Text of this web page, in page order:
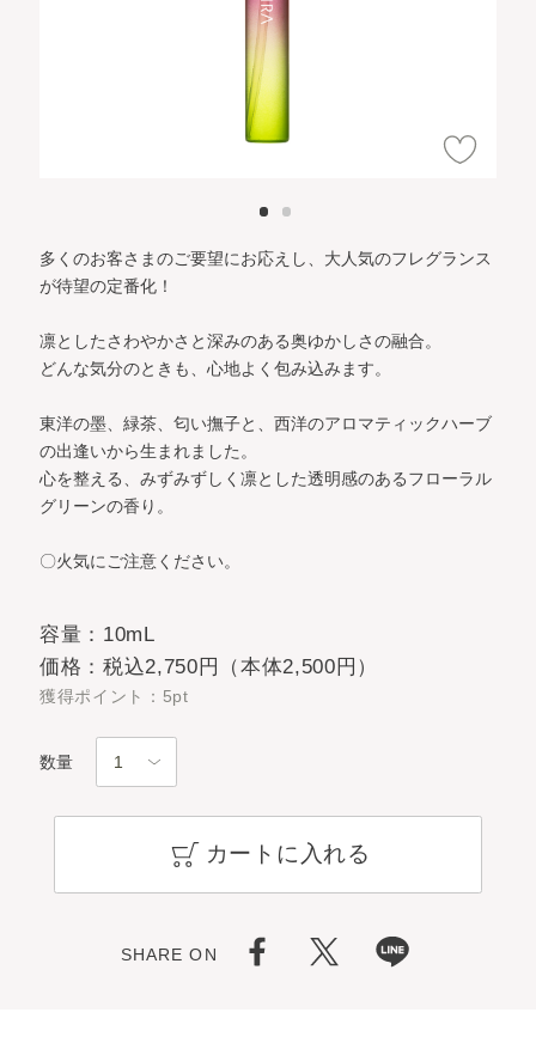
多くのお客さまのご要望にお応えし、大人気のフレグランス
が待望の定番化！
凛としたさわやかさと深みのある奥ゆかしさの融合。
どんな気分のときも、心地よく包み込みます。
東洋の墨、緑茶、匂い撫子と、西洋のアロマティックハーブ
の出逢いから生まれました。
心を整える、みずみずしく凛とした透明感のあるフローラル
グリーンの香り。
〇火気にご注意ください。
容量：10mL
価格：税込2,750円（本体2,500円）
獲得ポイント：5pt
数量
カートに入れる
SHARE ON